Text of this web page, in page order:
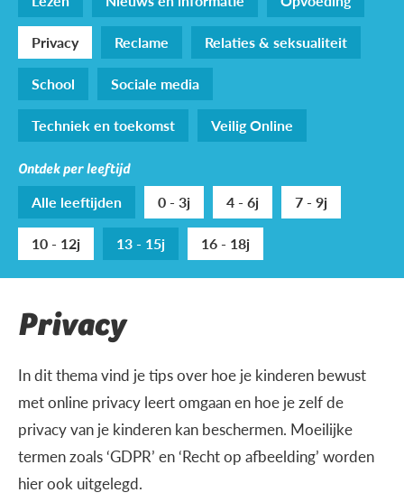
Privacy
Reclame
Relaties & seksualiteit
School
Sociale media
Techniek en toekomst
Veilig Online
Ontdek per leeftijd
Alle leeftijden 0 - 3j 4 - 6j
7 - 9j
10 - 12j
13 - 15j 16 - 18j
Privacy
In dit thema vind je tips over hoe je kinderen bewust
met online privacy leert omgaan en hoe je zelf de
privacy van je kinderen kan beschermen. Moeilijke
termen zoals ‘GDPR’ en ‘Recht op afbeelding’ worden
hier ook uitgelegd.